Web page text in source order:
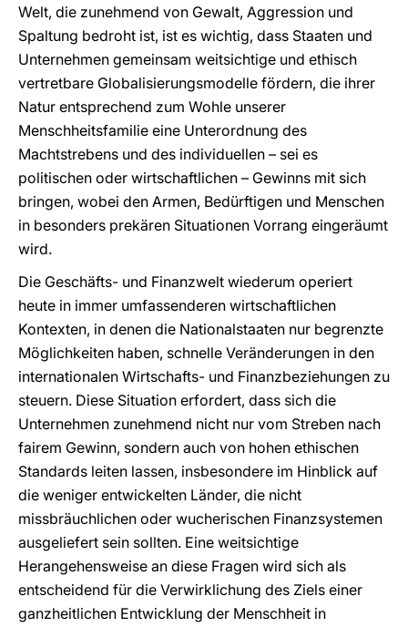
Welt, die zunehmend von Gewalt, Aggression und
Spaltung bedroht ist, ist es wichtig, dass Staaten und
Unternehmen gemeinsam weitsichtige und ethisch
vertretbare Globalisierungsmodelle fördern, die ihrer
Natur entsprechend zum Wohle unserer
Menschheitsfamilie eine Unterordnung des
Machtstrebens und des individuellen – sei es
politischen oder wirtschaftlichen – Gewinns mit sich
bringen, wobei den Armen, Bedürftigen und Menschen
in besonders prekären Situationen Vorrang eingeräumt
wird.
Die Geschäfts- und Finanzwelt wiederum operiert
heute in immer umfassenderen wirtschaftlichen
Kontexten, in denen die Nationalstaaten nur begrenzte
Möglichkeiten haben, schnelle Veränderungen in den
internationalen Wirtschafts- und Finanzbeziehungen zu
steuern. Diese Situation erfordert, dass sich die
Unternehmen zunehmend nicht nur vom Streben nach
fairem Gewinn, sondern auch von hohen ethischen
Standards leiten lassen, insbesondere im Hinblick auf
die weniger entwickelten Länder, die nicht
missbräuchlichen oder wucherischen Finanzsystemen
ausgeliefert sein sollten. Eine weitsichtige
Herangehensweise an diese Fragen wird sich als
entscheidend für die Verwirklichung des Ziels einer
ganzheitlichen Entwicklung der Menschheit in